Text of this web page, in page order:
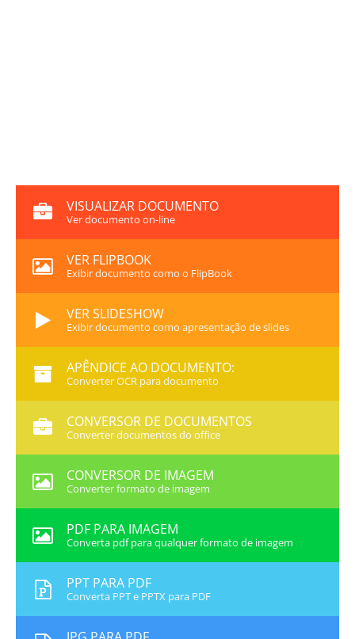
VISUALIZAR DOCUMENTO
Ver documento on-line
VER FLIPBOOK
Exibir documento como o FlipBook
VER SLIDESHOW
Exibir documento como apresentação de slides
APÊNDICE AO DOCUMENTO:
Converter OCR para documento
CONVERSOR DE DOCUMENTOS
Converter documentos do office
CONVERSOR DE IMAGEM
Converter formato de imagem
PDF PARA IMAGEM
Converta pdf para qualquer formato de imagem
PPT PARA PDF
Converta PPT e PPTX para PDF